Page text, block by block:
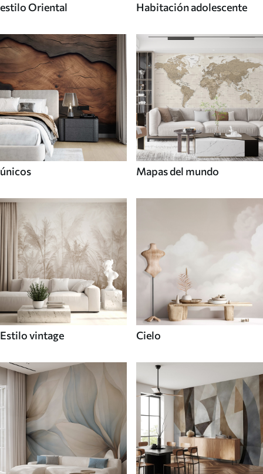
estilo Oriental Habitación adolescente
únicos Mapas del mundo
Estilo vintage Cielo